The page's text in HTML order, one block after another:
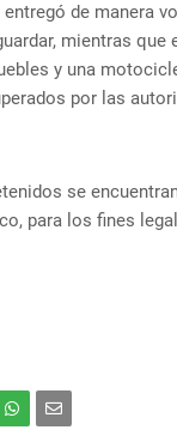
de manera
mientras
y una
por las
se
para los fines